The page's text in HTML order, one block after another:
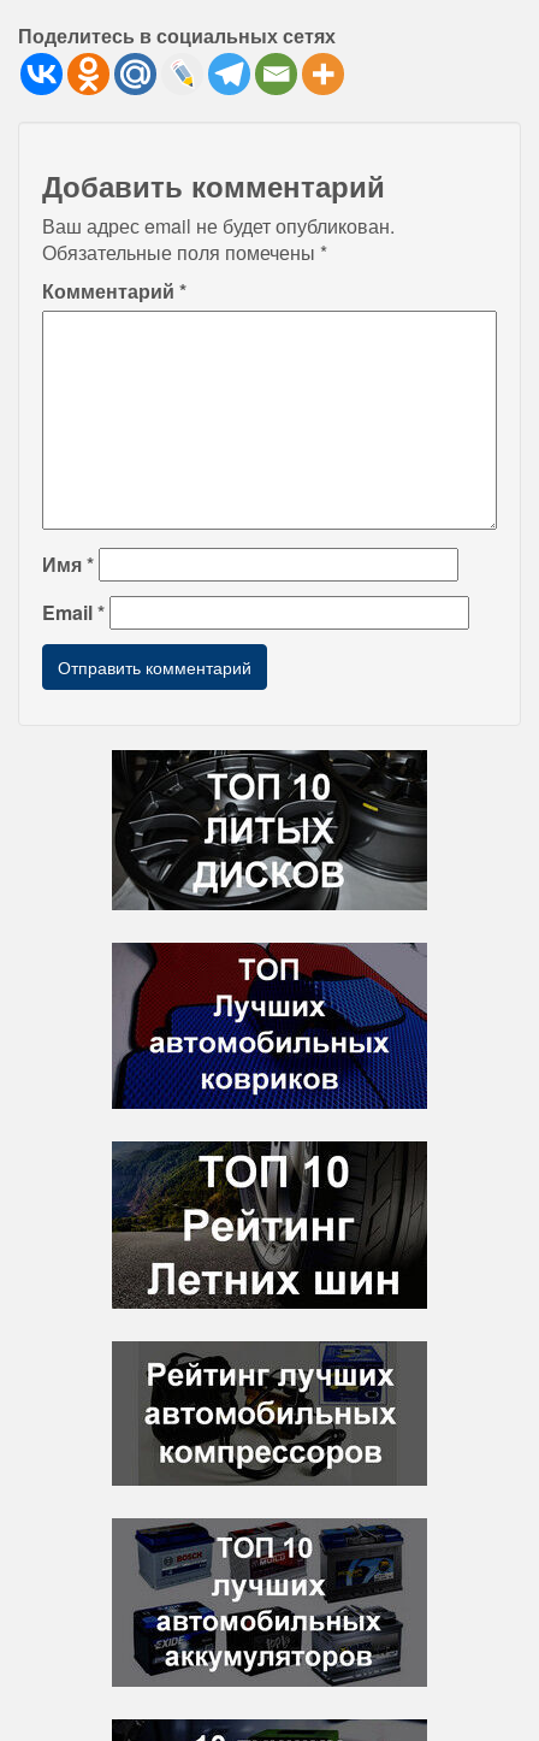
Поделитесь в социальных сетях
Добавить комментарий
Ваш адрес email не будет опубликован.
Обязательные поля помечены *
Комментарий *
Имя*
Email*